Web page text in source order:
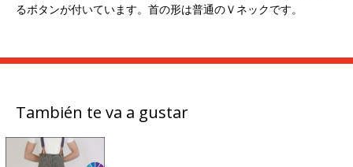
るボタンが付いています。 首の形は普通のＶネックです。
También te va a gustar